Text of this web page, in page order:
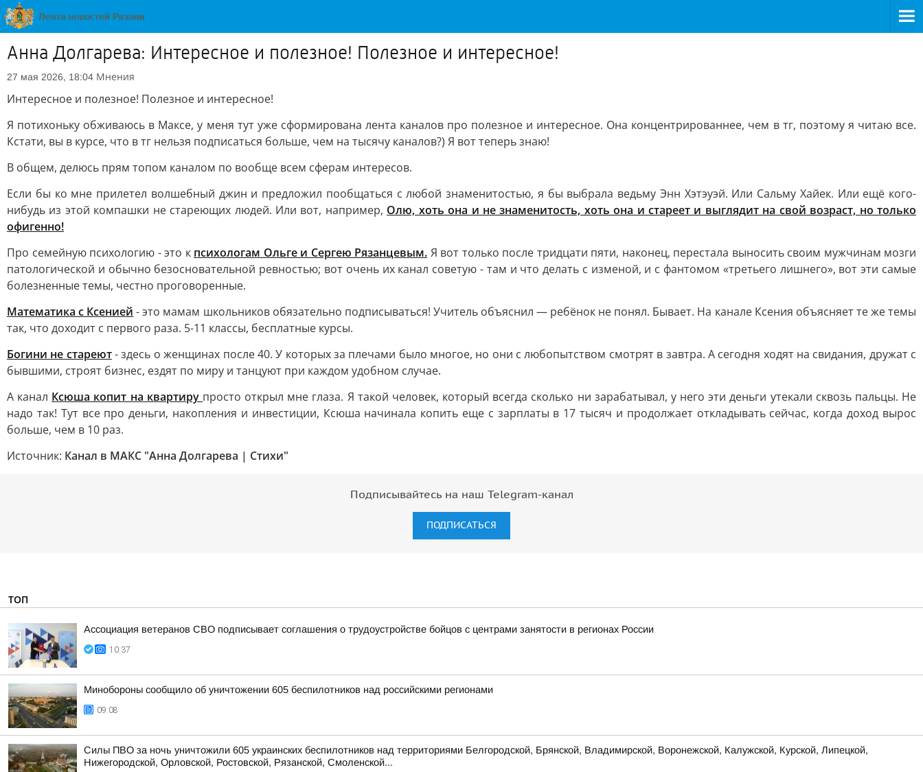
Анна Долгарева: Интересное и полезное! Полезное и интересное!
27 мая 2026, 18:04 Мнения
Интересное и полезное! Полезное и интересное!
Я потихоньку обживаюсь в Максе, у меня тут уже сформирована лента каналов про полезное и интересное. Она концентрированнее, чем в тг, поэтому я читаю все.
Кстати, вы в курсе, что в тг нельзя подписаться больше, чем на тысячу каналов?) Я вот теперь знаю!
В общем, делюсь прям топом каналом по вообще всем сферам интересов.
Если бы ко мне прилетел волшебный джин и предложил пообщаться с любой знаменитостью, я бы выбрала ведьму Энн Хэтэуэй. Или Сальму Хайек. Или ещё кого-
нибудь из этой компашки не стареющих людей. Или вот, например, Олю, хоть она и не знаменитость, хоть она и стареет и выглядит на свой возраст, но только
офигенно!
Про семейную психологию - это к психологам Ольге и Сергею Рязанцевым. Я вот только после тридцати пяти, наконец, перестала выносить своим мужчинам мозги
патологической и обычно безосновательной ревностью; вот очень их канал советую - там и что делать с изменой, и с фантомом «третьего лишнего», вот эти самые
болезненные темы, честно проговоренные.
Математика с Ксенией - это мамам школьников обязательно подписываться! Учитель объяснил — ребёнок не понял. Бывает. На канале Ксения объясняет те же темы
так, что доходит с первого раза. 5-11 классы, бесплатные курсы.
Богини не стареют- здесь о женщинах после 40. У которых за плечами было многое, но они с любопытством смотрят в завтра. А сегодня ходят на свидания, дружат с
бывшими, строят бизнес, ездят по миру и танцуют при каждом удобном случае.
А канал Ксюша копит на квартиру просто открыл мне глаза. Я такой человек, который всегда сколько ни зарабатывал, у него эти деньги утекали сквозь пальцы. Не
надо так! Тут все про деньги, накопления и инвестиции, Ксюша начинала копить еще с зарплаты в 17 тысяч и продолжает откладывать сейчас, когда доход вырос
больше, чем в 10 раз.
Источник: Канал в МАКС "Анна Долгарева | Стихи"
Подписывайтесь на наш Telegram-канал
ПОДПИСАТЬСЯ
ТОП
Ассоциация ветеранов СВО подписывает соглашения о трудоустройстве бойцов с центрами занятости в регионах России
10:37
Минобороны сообщило об уничтожении 605 беспилотников над российскими регионами
09:08
Силы ПВО за ночь уничтожили 605 украинских беспилотников над территориями Белгородской, Брянской, Владимирской, Воронежской, Калужской, Курской, Липецкой,
Нижегородской, Орловской, Ростовской, Рязанской, Смоленской...